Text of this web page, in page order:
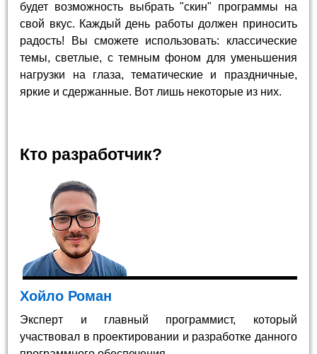
будет возможность выбрать "скин" программы на
свой вкус. Каждый день работы должен приносить
радость! Вы сможете использовать: классические
темы, светлые, с темным фоном для уменьшения
нагрузки на глаза, тематические и праздничные,
яркие и сдержанные. Вот лишь некоторые из них.
Кто разработчик?
Хойло Роман
Эксперт и главный программист, который
участвовал в проектировании и разработке данного